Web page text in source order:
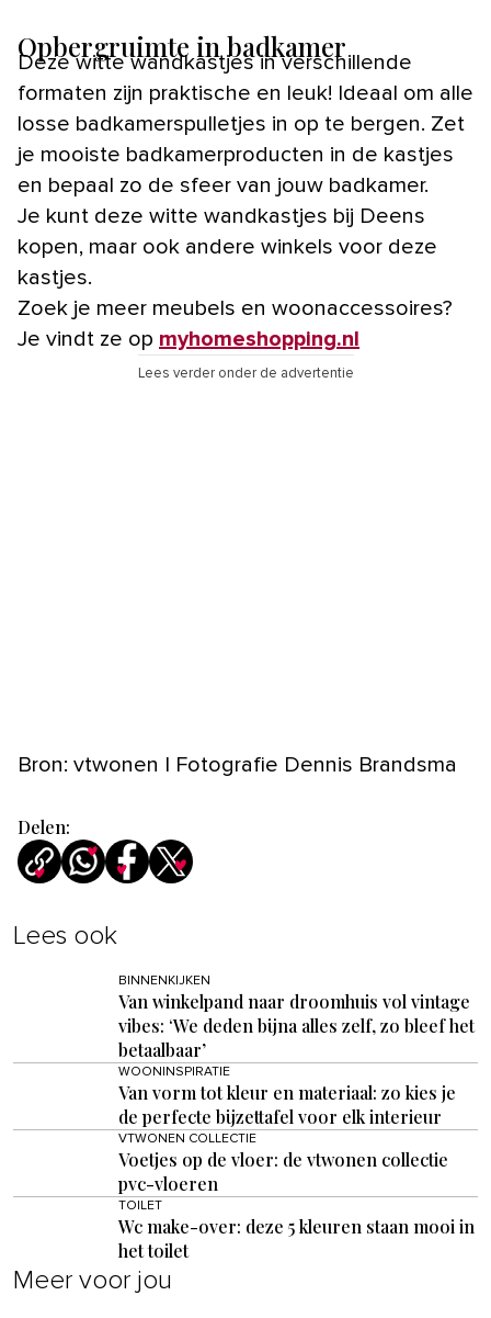
Opbergruimte in badkamer
Deze witte wandkastjes in verschillende
formaten zijn praktische en leuk! Ideaal om alle
losse badkamerspulletjes in op te bergen. Zet
je mooiste badkamerproducten in de kastjes
en bepaal zo de sfeer van jouw badkamer.
Je kunt deze witte wandkastjes bij Deens
kopen, maar ook andere winkels voor deze
kastjes.
Zoek je meer meubels en woonaccessoires?
Je vindt ze op myhomeshopping.nl
Lees verder onder de advertentie
Bron: vtwonen | Fotografie Dennis Brandsma
Delen:
Lees ook
BINNENKIJKEN
Van winkelpand naar droomhuis vol vintage
vibes: ‘We deden bijna alles zelf, zo bleef het
betaalbaar’
WOONINSPIRATIE
Van vorm tot kleur en materiaal: zo kies je
de perfecte bijzettafel voor elk interieur
VTWONEN COLLECTIE
Voetjes op de vloer: de vtwonen collectie
pvc-vloeren
TOILET
Wc make-over: deze 5 kleuren staan mooi in
het toilet
Meer voor jou